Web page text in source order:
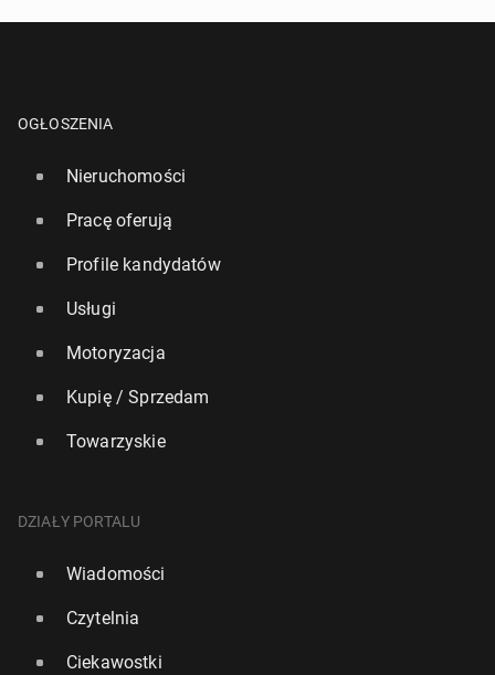
OGŁOSZENIA
Nieruchomości
Pracę oferują
Profile kandydatów
Usługi
Motoryzacja
Kupię / Sprzedam
Towarzyskie
DZIAŁY PORTALU
Wiadomości
Czytelnia
Ciekawostki